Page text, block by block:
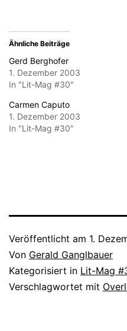
Ähnliche Beiträge
Gerd Berghofer
1. Dezember 2003
In "Lit-Mag #30"
Carmen Caputo
1. Dezember 2003
In "Lit-Mag #30"
Veröffentlicht am 1.
Von Gerald Ganglbauer
Kategorisiert in Lit-Mag
Verschlagwortet mit